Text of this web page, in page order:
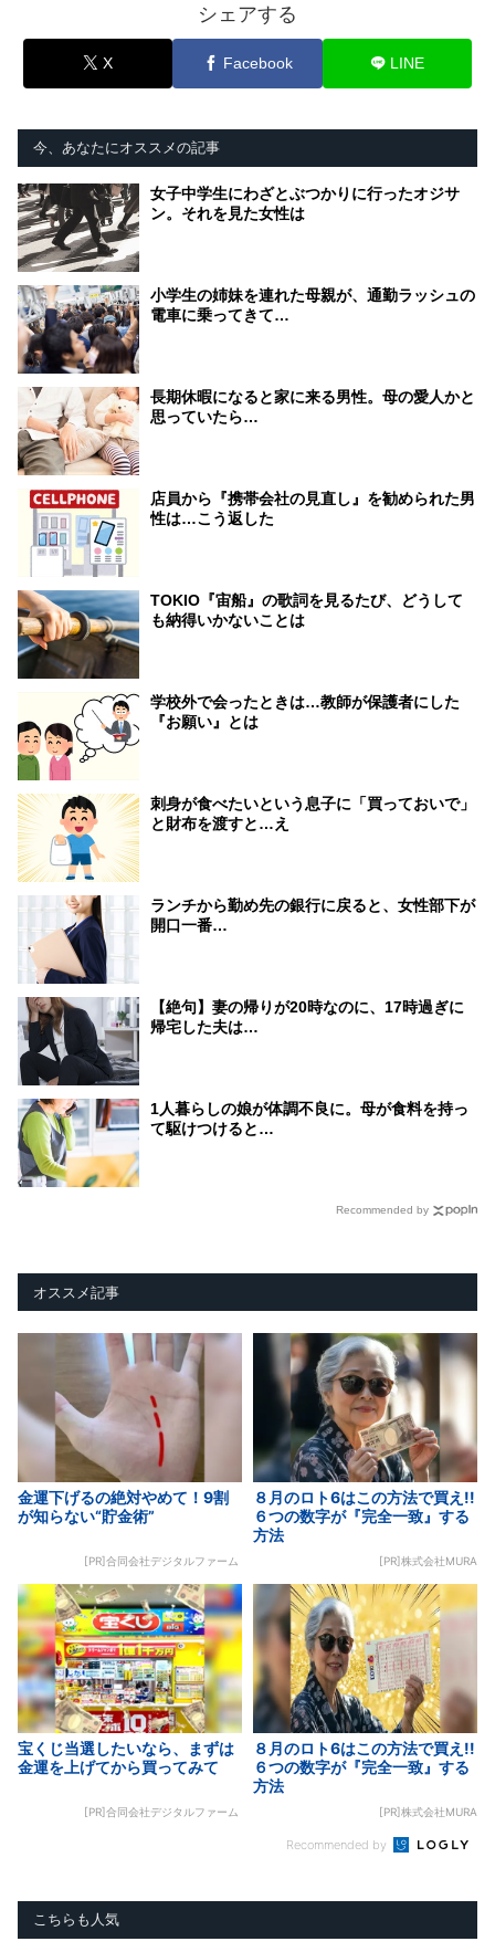
シェアする
X Facebook LINE
今、あなたにオススメの記事
女子中学生にわざとぶつかりに行ったオジサ
ン。それを見た女性は
小学生の姉妹を連れた母親が、通勤ラッシュの
電車に乗ってきて…
長期休暇になると家に来る男性。母の愛人かと
思っていたら…
店員から『携帯会社の見直し』を勧められた男
性は…こう返した
TOKIO『宙船』の歌詞を見るたび、どうして
も納得いかないことは
学校外で会ったときは…教師が保護者にした
『お願い』とは
刺身が食べたいという息子に「買っておいで」
と財布を渡すと…え
ランチから勤め先の銀行に戻ると、女性部下が
開口一番…
【絶句】妻の帰りが20時なのに、17時過ぎに
帰宅した夫は…
1人暮らしの娘が体調不良に。母が食料を持っ
て駆けつけると…
Recommended by
オススメ記事
金運下げるの絶対やめて！9割
が知らない“貯金術”
[PR]合同会社デジタルファーム
８月のロト6はこの方法で買え!!
６つの数字が『完全一致』する
方法
[PR]株式会社MURA
宝くじ当選したいなら、まずは
金運を上げてから買ってみて
[PR]合同会社デジタルファーム
８月のロト6はこの方法で買え!!
６つの数字が『完全一致』する
方法
[PR]株式会社MURA
Recommended by
こちらも人気